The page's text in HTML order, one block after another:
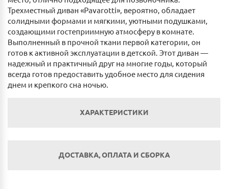
Трехместный диван «Pavarotti», вероятно, обладает
солидными формами и мягкими, уютными подушками,
создающими гостеприимную атмосферу в комнате.
Выполненный в прочной ткани первой категории, он
готов к активной эксплуатации в детской. Этот диван —
надежный и практичный друг на многие годы, который
всегда готов предоставить удобное место для сидения
днем и крепкого сна ночью.
ХАРАКТЕРИСТИКИ
ДОСТАВКА, ОПЛАТА И СБОРКА